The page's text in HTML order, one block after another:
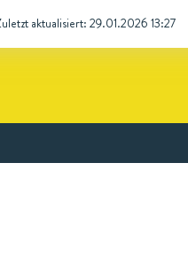
aktualisiert: 29.01.2026 13:27